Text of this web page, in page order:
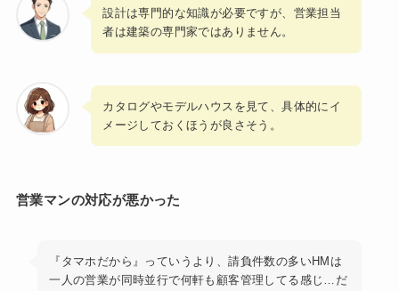
設計は専門的な知識が必要ですが、営業担当
者は建築の専門家ではありません。
カタログやモデルハウスを見て、具体的にイ
メージしておくほうが良さそう。
営業マンの対応が悪かった
『タマホだから』っていうより、請負件数の多いHMは
一人の営業が同時並行で何軒も顧客管理してる感じ…だ